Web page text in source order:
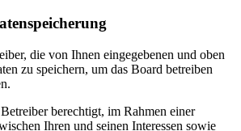
die von Ihnen eingegebenen und oben
zu speichern, um das Board betreiben
berechtigt, im Rahmen einer
Ihren und seinen Interessen sowie